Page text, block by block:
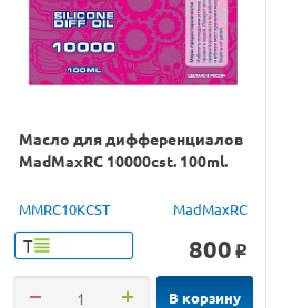
Масло для дифференциалов
MadMaxRC 10000cst. 100ml.
MMRC10KCST MadMaxRC
Т 800 o
В корзину